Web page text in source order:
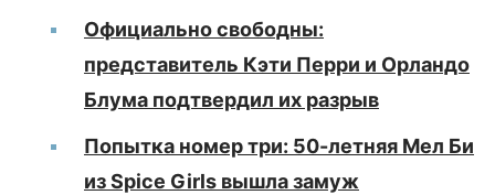
Официально свободны:
представитель Кэти Перри и Орландо
Блума подтвердил их разрыв
Попытка номер три: 50-летняя Мел Би
из Spice Girls вышла замуж